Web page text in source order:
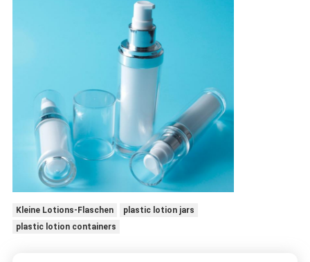
Kleine Lotions-Flaschen
plastic lotion jars
plastic lotion containers